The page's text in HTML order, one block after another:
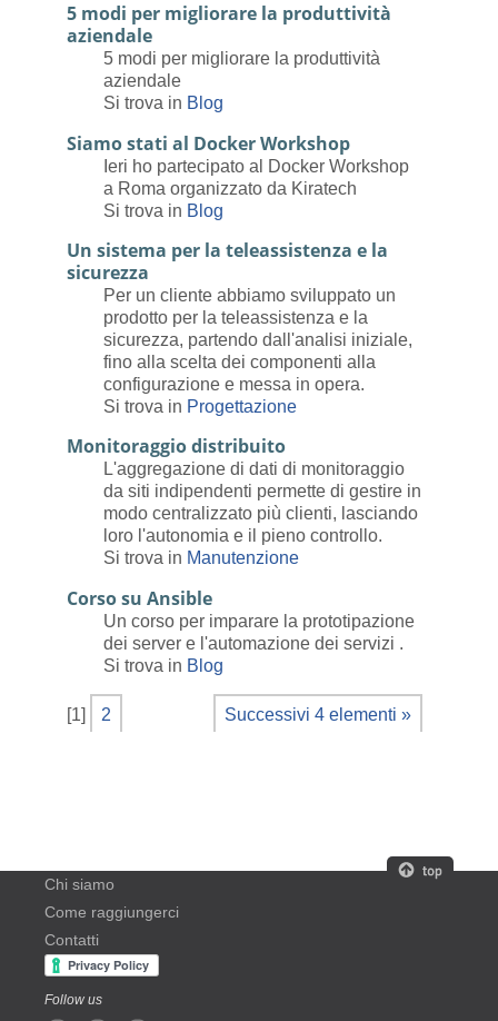
5 modi per migliorare la produttività
aziendale
5 modi per migliorare la produttività
aziendale
Si trova in Blog
Siamo stati al Docker Workshop
Ieri ho partecipato al Docker Workshop
a Roma organizzato da Kiratech
Si trova in Blog
Un sistema per la teleassistenza e la
sicurezza
Per un cliente abbiamo sviluppato un
prodotto per la teleassistenza e la
sicurezza, partendo dall'analisi iniziale,
fino alla scelta dei componenti alla
configurazione e messa in opera.
Si trova in Progettazione
Monitoraggio distribuito
L'aggregazione di dati di monitoraggio
da siti indipendenti permette di gestire in
modo centralizzato più clienti, lasciando
loro l'autonomia e il pieno controllo.
Si trova in Manutenzione
Corso su Ansible
Un corso per imparare la prototipazione
dei server e l'automazione dei servizi .
Si trova in Blog
Successivi 4 elementi »
[1] 2
Chi siamo
Come raggiungerci
Contatti
Follow us